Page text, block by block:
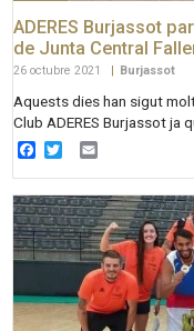
ADERES Burjassot
de Junta Central
26 octubre 2021 | Burjassot
Aquests dies han sigut
Club ADERES Burjassot ja
Facebook
Twitter